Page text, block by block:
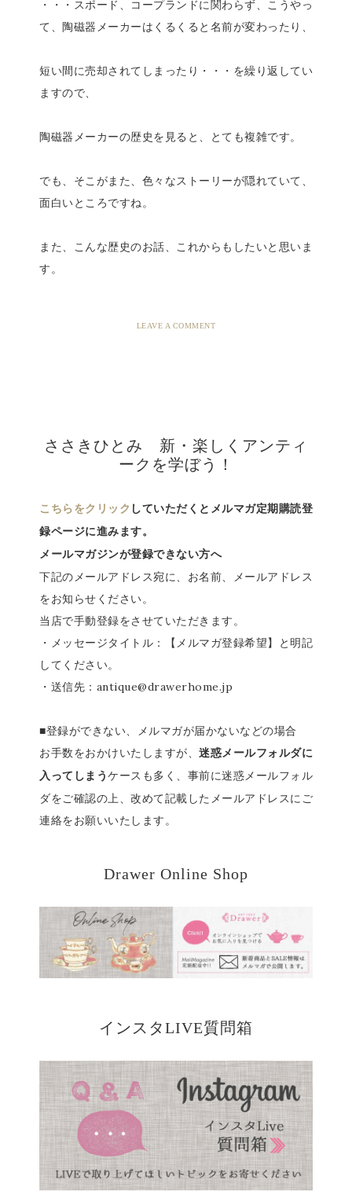
・・・スポード、コープランドに関わらず、こうやっ
て、陶磁器メーカーはくるくると名前が変わったり、
短い間に売却されてしまったり・・・を繰り返してい
ますので、
陶磁器メーカーの歴史を見ると、とても複雑です。
でも、そこがまた、色々なストーリーが隠れていて、
面白いところですね。
また、こんな歴史のお話、これからもしたいと思いま
す。
LEAVE A COMMENT
ささきひとみ 新・楽しくアンティ
ークを学ぼう！
こちらをクリック していただくとメルマガ定期購読登
録ページに進みます。
メールマガジンが登録できない方へ
下記のメールアドレス宛に、お名前、メールアドレス
をお知らせください。
当店で手動登録をさせていただきます。
・メッセージタイトル：【メルマガ登録希望】と明記
してください。
・送信先：antique@drawerhome.jp
■登録ができない、メルマガが届かないなどの場合
お手数をおかけいたしますが、 迷惑メールフォルダに
入ってしまう ケースも多く、事前に迷惑メールフォル
ダをご確認の上、改めて記載したメールアドレスにご
連絡をお願いいたします。
Drawer Online Shop
インスタLIVE質問箱